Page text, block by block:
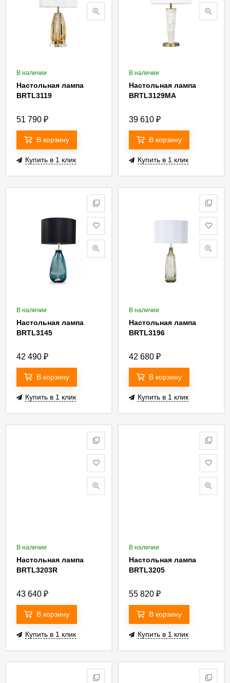
В наличии
Настольная лампа
BRTL3119
51 790 ₽
В корзину
Купить в 1 клик
В наличии
Настольная лампа
BRTL3129MA
39 610 ₽
В корзину
Купить в 1 клик
В наличии
Настольная лампа
BRTL3145
42 490 ₽
В корзину
Купить в 1 клик
В наличии
Настольная лампа
BRTL3196
42 680 ₽
В корзину
Купить в 1 клик
В наличии
Настольная лампа
BRTL3203R
43 640 ₽
В корзину
Купить в 1 клик
В наличии
Настольная лампа
BRTL3205
55 820 ₽
В корзину
Купить в 1 клик